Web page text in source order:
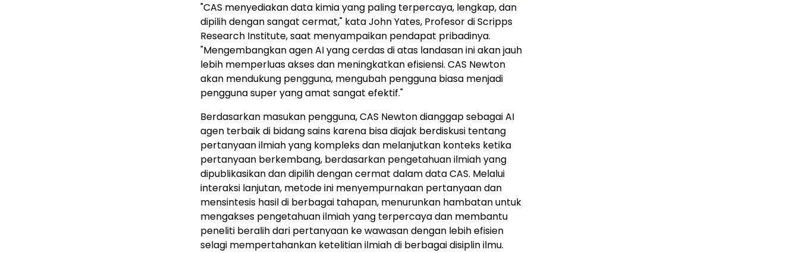
"CAS menyediakan data kimia yang paling terpercaya, lengkap, dan
dipilih dengan sangat cermat," kata John Yates, Profesor di Scripps
Research Institute, saat menyampaikan pendapat pribadinya.
"Mengembangkan agen AI yang cerdas di atas landasan ini akan jauh
lebih memperluas akses dan meningkatkan efisiensi. CAS Newton
akan mendukung pengguna, mengubah pengguna biasa menjadi
pengguna super yang amat sangat efektif."
Berdasarkan masukan pengguna, CAS Newton dianggap sebagai AI
agen terbaik di bidang sains karena bisa diajak berdiskusi tentang
pertanyaan ilmiah yang kompleks dan melanjutkan konteks ketika
pertanyaan berkembang, berdasarkan pengetahuan ilmiah yang
dipublikasikan dan dipilih dengan cermat dalam data CAS. Melalui
interaksi lanjutan, metode ini menyempurnakan pertanyaan dan
mensintesis hasil di berbagai tahapan, menurunkan hambatan untuk
mengakses pengetahuan ilmiah yang terpercaya dan membantu
peneliti beralih dari pertanyaan ke wawasan dengan lebih efisien
selagi mempertahankan ketelitian ilmiah di berbagai disiplin ilmu.